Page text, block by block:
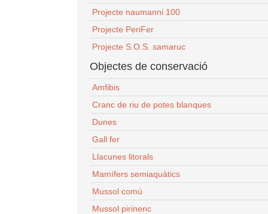
Projecte naumanni 100
Projecte PeriFer
Projecte S.O.S. samaruc
Objectes de conservació
Amfibis
Cranc de riu de potes blanques
Dunes
Gall fer
Llacunes litorals
Mamífers semiaquàtics
Mussol comú
Mussol pirinenc